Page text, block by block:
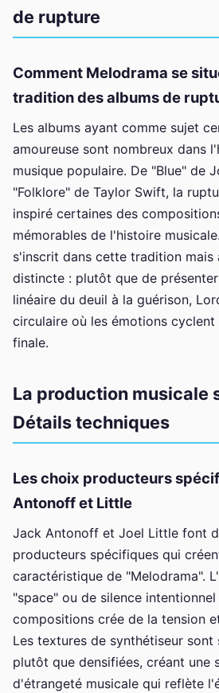
de rupture
Comment Melodrama se
tradition des albums de
Les albums ayant comme sujet
amoureuse sont nombreux dans
musique populaire. De "Blue" de
"Folklore" de Taylor Swift, la
inspiré certaines des
mémorables de l'histoire
s'inscrit dans cette tradition mais
distincte : plutôt que de
linéaire du deuil à la guérison,
circulaire où les émotions cyclent
finale.
La production musicale
Détails techniques
Les choix producteurs
Antonoff et Little
Jack Antonoff et Joel Little font
producteurs spécifiques qui
caractéristique de "Melodrama".
"space" ou de silence intentionnel
compositions crée de la tension
Les textures de synthétiseur sont
plutôt que densifiées, créant une
d'étrangeté musicale qui reflète